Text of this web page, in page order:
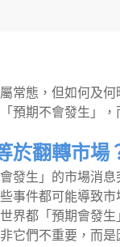
常態，但如何及
預期不會發生」
於翻轉市場
發生」的市場消
事件都可能導致市
界都「預期會發
它們不重要，而是